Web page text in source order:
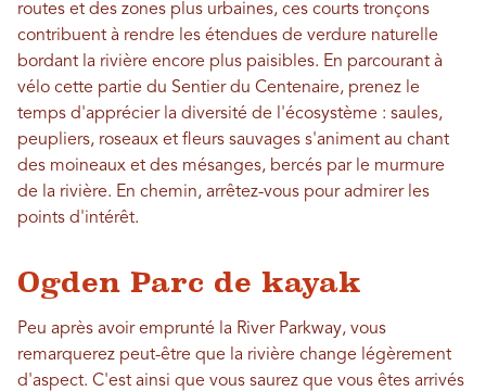
routes et des zones plus urbaines, ces courts tronçons
contribuent à rendre les étendues de verdure naturelle
bordant la rivière encore plus paisibles. En parcourant à
vélo cette partie du Sentier du Centenaire, prenez le
temps d'apprécier la diversité de l'écosystème : saules,
peupliers, roseaux et fleurs sauvages s'animent au chant
des moineaux et des mésanges, bercés par le murmure
de la rivière. En chemin, arrêtez-vous pour admirer les
points d'intérêt.
Ogden Parc de kayak
Peu après avoir emprunté la River Parkway, vous
remarquerez peut-être que la rivière change légèrement
d'aspect. C'est ainsi que vous saurez que vous êtes arrivés